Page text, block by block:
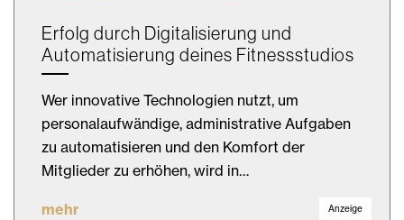
Erfolg durch Digitalisierung und
Automatisierung deines Fitnessstudios
Wer innovative Technologien nutzt, um
personalaufwändige, administrative Aufgaben
zu automatisieren und den Komfort der
Mitglieder zu erhöhen, wird in…
mehr Anzeige